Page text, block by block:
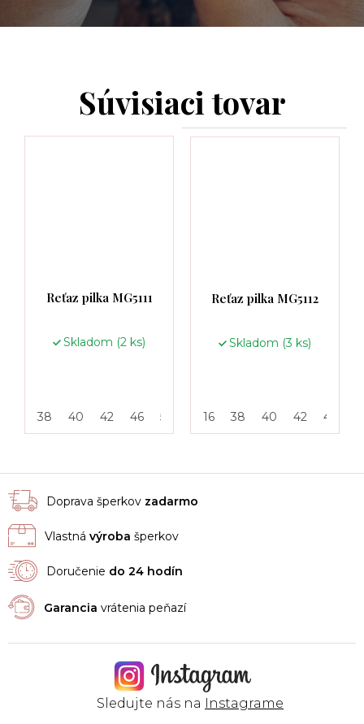
Súvisiaci tovar
Reťaz pilka MG5111
Skladom (2 ks)
38 40 42 46 50
Reťaz pilka MG5112
Skladom (3 ks)
16 38 40 42 46
Doprava šperkov zadarmo
Vlastná výroba šperkov
Doručenie do 24 hodín
Garancia vrátenia peňazí
Sledujte nás na Instagrame